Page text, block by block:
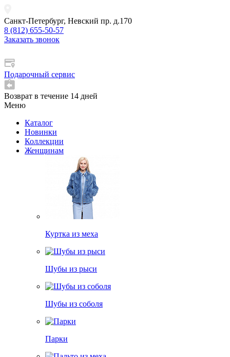
Санкт-Петербург, Невский пр. д.170
8 (812) 655-50-57
Заказать звонок
Подарочный сервис
Возврат в течение 14 дней
Меню
Каталог
Новинки
Коллекции
Женщинам
Куртка из меха
Шубы из рыси
Шубы из соболя
Парки